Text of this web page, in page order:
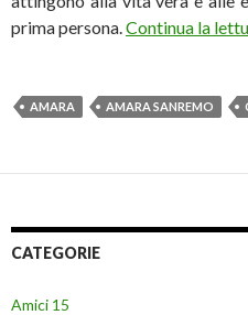
prima persona. Continua la
AMARA AMARA SANREMO
CATEGORIE
Amici 15